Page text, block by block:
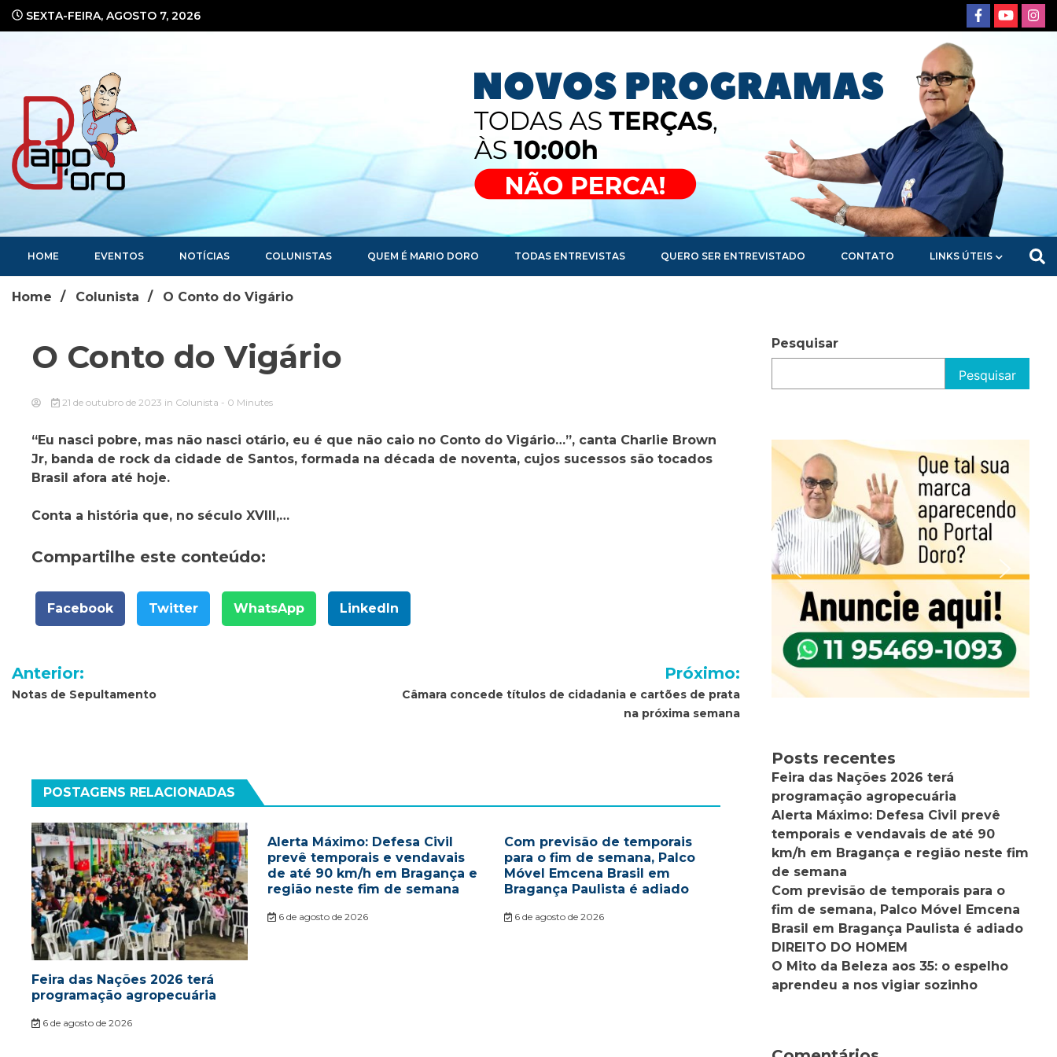
SEXTA-FEIRA, AGOSTO 7, 2026
Portal de Notícias
HOME EVENTOS NOTÍCIAS COLUNISTAS QUEM É MARIO DORO TODAS ENTREVISTAS QUERO SER ENTREVISTADO CONTATO LINKS ÚTEIS
Home Colunista O Conto do Vigário
O Conto do Vigário
21 de outubro de 2023 in Colunista - 0 Minutes
“Eu nasci pobre, mas não nasci otário, eu é que não caio no Conto do Vigário…”, canta Charlie Brown
Jr, banda de rock da cidade de Santos, formada na década de noventa, cujos sucessos são tocados
Brasil afora até hoje.
Conta a história que, no século XVIII,…
Compartilhe este conteúdo:
Facebook Twitter WhatsApp LinkedIn
Navegação
de
Anterior:
Notas de Sepultamento
Próximo:
Câmara concede títulos de cidadania e cartões de prata
na próxima semana
POSTAGENS RELACIONADAS
Feira das Nações 2026 terá
programação agropecuária
6 de agosto de 2026
Alerta Máximo: Defesa Civil
prevê temporais e vendavais
de até 90 km/h em Bragança e
região neste fim de semana
6 de agosto de 2026
Com previsão de temporais
para o fim de semana, Palco
Móvel Emcena Brasil em
Bragança Paulista é adiado
6 de agosto de 2026
Pesquisar
Pesquisar
Posts recentes
Feira das Nações 2026 terá
programação agropecuária
Alerta Máximo: Defesa Civil prevê
temporais e vendavais de até 90
km/h em Bragança e região neste fim
de semana
Com previsão de temporais para o
fim de semana, Palco Móvel Emcena
Brasil em Bragança Paulista é adiado
DIREITO DO HOMEM
O Mito da Beleza aos 35: o espelho
aprendeu a nos vigiar sozinho